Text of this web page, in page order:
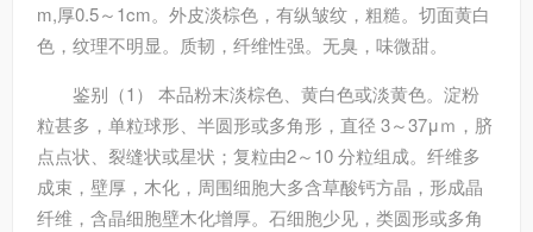
m,厚0.5～1cm。外皮淡棕色，有纵皱纹，粗糙。切面黄白
色，纹理不明显。质韧，纤维性强。无臭，味微甜。
鉴别 （1） 本品粉末淡棕色、黄白色或淡黄色。淀粉
粒甚多，单粒球形、半圆形或多角形，直径 3～37μｍ，脐
点点状、裂缝状或星状；复粒由2～10 分粒组成。纤维多
成束，壁厚，木化，周围细胞大多含草酸钙方晶，形成晶
纤维，含晶细胞壁木化增厚。石细胞少见，类圆形或多角